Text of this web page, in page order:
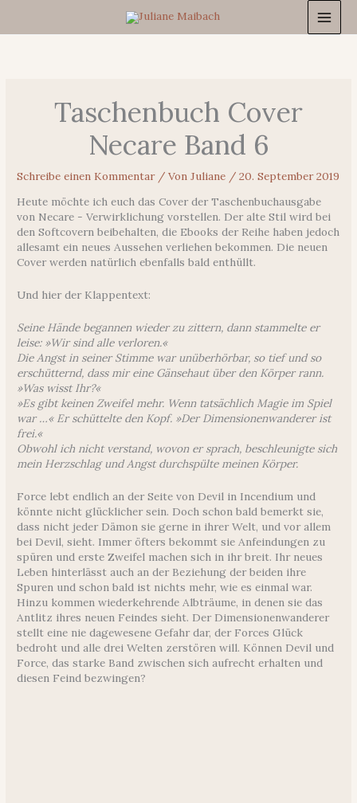
springen
Taschenbuch Cover
Necare Band 6
Schreibe einen Kommentar / VonJuliane /20. September 2019
Heute möchte ich euch das Cover der Taschenbuchausgabe
von Necare - Verwirklichung vorstellen. Der alte Stil wird bei
den Softcovern beibehalten, die Ebooks der Reihe haben jedoch
allesamt ein neues Aussehen verliehen bekommen. Die neuen
Cover werden natürlich ebenfalls bald enthüllt.
Und hier der Klappentext:
Seine Hände begannen wieder zu zittern, dann stammelte er
leise: »Wir sind alle verloren.«
Die Angst in seiner Stimme war unüberhörbar, so tief und so
erschütternd, dass mir eine Gänsehaut über den Körper rann.
»Was wisst Ihr?«
»Es gibt keinen Zweifel mehr. Wenn tatsächlich Magie im Spiel
war …« Er schüttelte den Kopf. »Der Dimensionenwanderer ist
frei.«
Obwohl ich nicht verstand, wovon er sprach, beschleunigte sich
mein Herzschlag und Angst durchspülte meinen Körper.
Force lebt endlich an der Seite von Devil in Incendium und
könnte nicht glücklicher sein. Doch schon bald bemerkt sie,
dass nicht jeder Dämon sie gerne in ihrer Welt, und vor allem
bei Devil, sieht. Immer öfters bekommt sie Anfeindungen zu
spüren und erste Zweifel machen sich in ihr breit. Ihr neues
Leben hinterlässt auch an der Beziehung der beiden ihre
Spuren und schon bald ist nichts mehr, wie es einmal war.
Hinzu kommen wiederkehrende Albträume, in denen sie das
Antlitz ihres neuen Feindes sieht. Der Dimensionenwanderer
stellt eine nie dagewesene Gefahr dar, der Forces Glück
bedroht und alle drei Welten zerstören will. Können Devil und
Force, das starke Band zwischen sich aufrecht erhalten und
diesen Feind bezwingen?